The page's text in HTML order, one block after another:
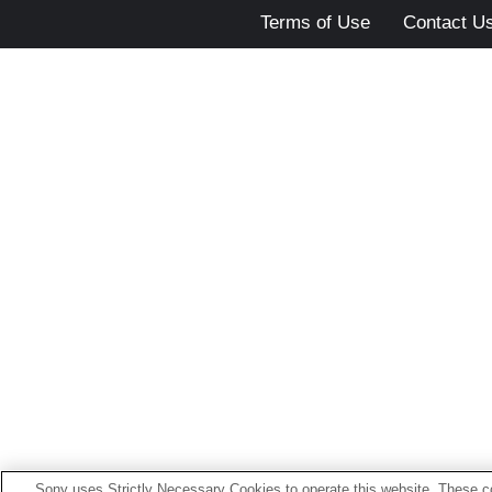
Terms of Use Contact